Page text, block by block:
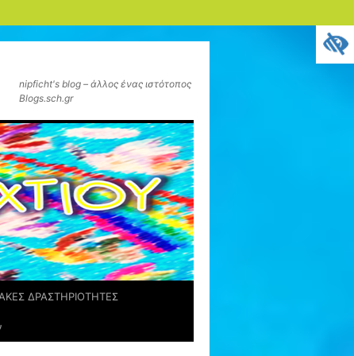
nipficht's blog – άλλος ένας ιστότοπος
Blogs.sch.gr
ΔΡΑΣΤΗΡΙΟΤΗΤΕΣ